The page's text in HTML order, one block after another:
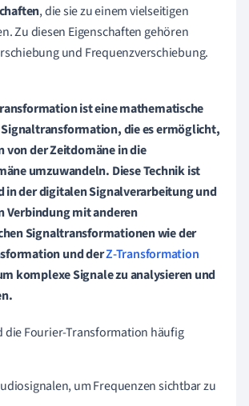
, die sie zu einem vielseitigen
Zu diesen Eigenschaften gehören
und Frequenzverschiebung.
ist eine mathematische
Signaltransformation, die es ermöglicht,
von der Zeitdomäne in die
umzuwandeln. Diese Technik ist
in derdigitalen Signalverarbeitungund
Verbindung mit anderen
Signaltransformationen wie der
und derZ-Transformation
komplexe Signale zu analysieren und
die Fourier-Transformation häufig
um Frequenzen sichtbar zu